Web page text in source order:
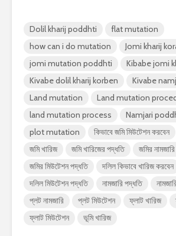
Dolil kharij poddhti
flat mutation
how can i do mutation
Jomi kharij
jomi mutation poddhti
Kibabe jomi
Kivabe dolil kharij korben
Kivabe
Land mutation
Land mutation
land mutation process
Namjari
plot mutation
কিভাবে জমি মিউটেশন করবেন
জমি খারিজ
জমি খারিজের পদ্ধতি
জমির
জমির মিউটেশন পদ্ধতি
দলিল কিভাবে খারিজ করবেন
দলিল মিউটেশন পদ্ধতি
নামজারি পদ্ধতি
প্লট নামজারি
প্লট মিউটেশন ফ্লাট খারিজ
ফ্লাট মিউটেশন
ভূমি খারিজ